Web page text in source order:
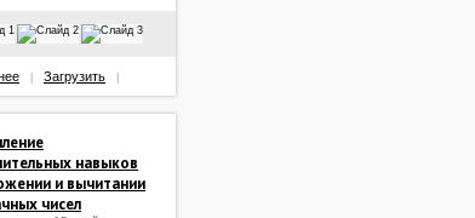
Загрузить
навыков
и вычитании
чисел